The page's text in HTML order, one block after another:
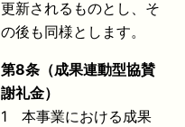
更新されるものとし、そ
の後も同様とします。
第8条（成果連動型協賛
謝礼金）
1 本事業における成果